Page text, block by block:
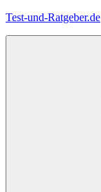
Zum
Test-und-Ratgeber.de